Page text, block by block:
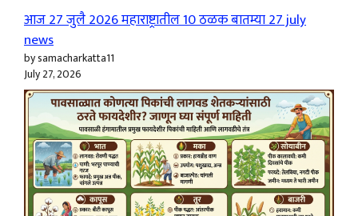
आज 27 जुलै 2026 महाराष्ट्रातील 10 ठळक बातम्या 27 july
news
by samacharkatta11
July 27, 2026